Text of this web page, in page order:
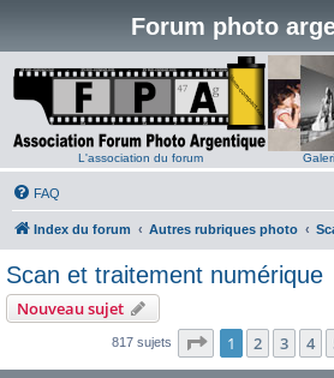
Forum photo
L'association du forum
FAQ
Index du forum Autres rubriques photo
Scan et traitement numérique
Nouveau sujet
817 sujets Page 1sur33
1 2 3 4